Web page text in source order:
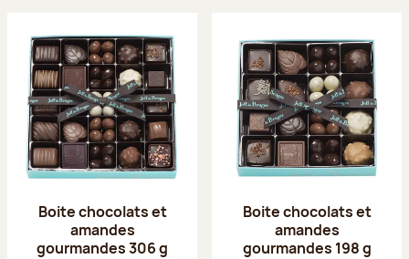
Boite chocolats et
amandes
gourmandes 306 g
Boite chocolats et
amandes
gourmandes 198 g